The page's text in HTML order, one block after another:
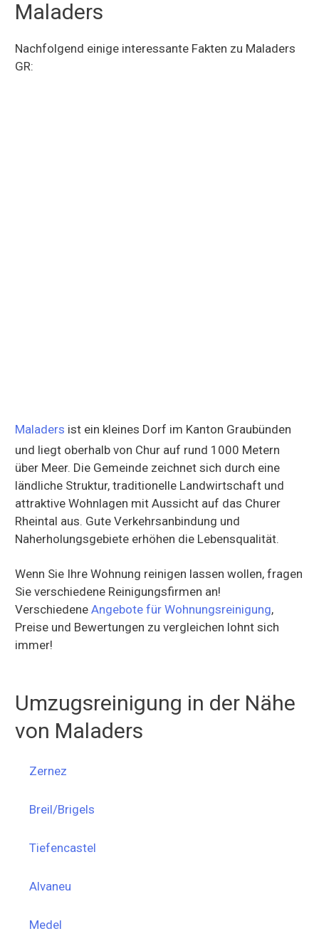
Maladers
Nachfolgend einige interessante Fakten zu Maladers
GR:
Maladers ist ein kleines Dorf im Kanton Graubünden
und liegt oberhalb von Chur auf rund 1000 Metern
über Meer. Die Gemeinde zeichnet sich durch eine
ländliche Struktur, traditionelle Landwirtschaft und
attraktive Wohnlagen mit Aussicht auf das Churer
Rheintal aus. Gute Verkehrsanbindung und
Naherholungsgebiete erhöhen die Lebensqualität.
Wenn Sie Ihre Wohnung reinigen lassen wollen, fragen
Sie verschiedene Reinigungsfirmen an!
Verschiedene Angebote für Wohnungsreinigung,
Preise und Bewertungen zu vergleichen lohnt sich
immer!
Umzugsreinigung in der Nähe
von Maladers
Zernez
Breil/Brigels
Tiefencastel
Alvaneu
Medel